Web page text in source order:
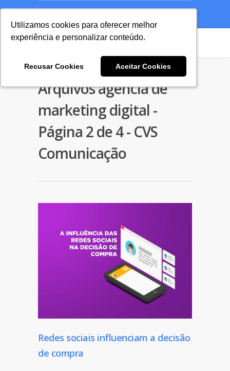
Utilizamos cookies para oferecer melhor
experiência e personalizar conteúdo.
Recusar Cookies Aceitar Cookies
Utilizamos cookies para oferecer melhor
experiência e personalizar conteúdo.
Recusar Cookies Aceitar Cookies
Arquivos agencia de
marketing digital -
Página 2 de 4 - CVS
Comunicação
Redes sociais influenciam a decisão
de compra